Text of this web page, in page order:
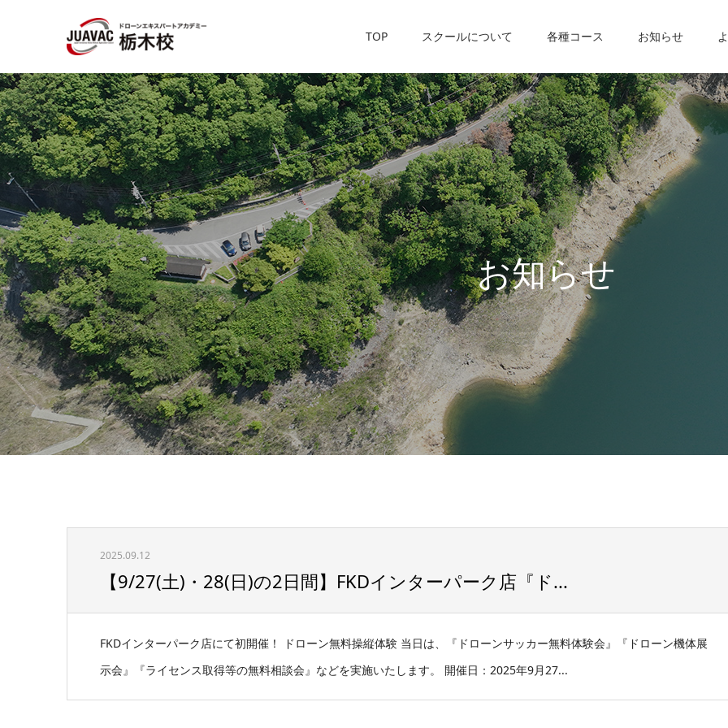
TOP スクールについて 各種コース お知らせ
お知らせ
2025.09.12
【9/27(土)・28(日)の2日間】FKDインターパーク店『ド...
FKDインターパーク店にて初開催！ ドローン無料操縦体験 当日は、『ドローンサッカー無料体験会』『ドローン機体展
示会』『ライセンス取得等の無料相談会』などを実施いたします。 開催日：2025年9月27...